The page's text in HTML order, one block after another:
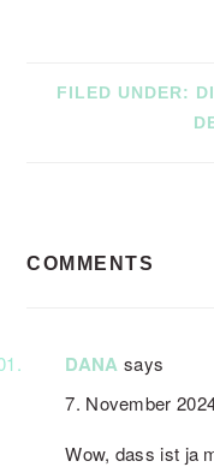
FILED UNDER:
COMMENTS
DANA says
7. November
Wow, dass ist ja